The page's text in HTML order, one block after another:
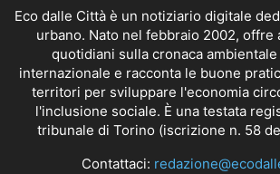
Eco dalle Città è un notiziario digitale
urbano. Nato nel febbraio 2002, offre
quotidiani sulla cronaca
internazionale e racconta le buone
territori per sviluppare l'economia
l'inclusione sociale. È una testata
tribunale di Torino (iscrizione n. 58
Contattaci: